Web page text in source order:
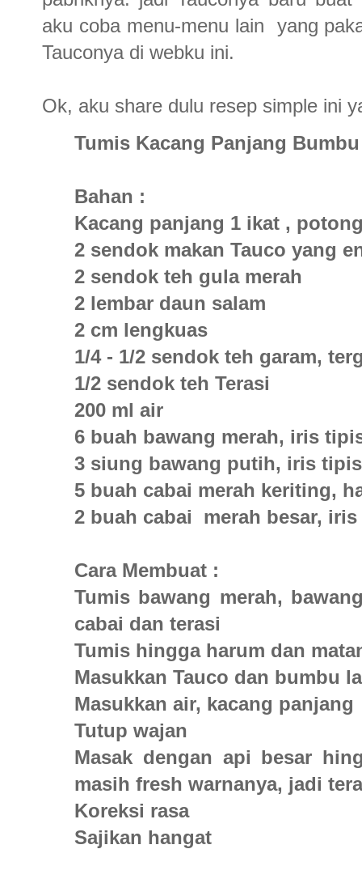
aku coba menu-menu lain yang
Tauconya di webku ini.
Ok, aku share dulu resep simple ini
Tumis Kacang Panjang
Bahan :
Kacang panjang 1 ikat ,
2 sendok makan Tauco yang
2 sendok teh gula merah
2 lembar daun salam
2 cm lengkuas
1/4 - 1/2 sendok teh garam,
1/2 sendok teh Terasi
200 ml air
6 buah bawang merah, iris
3 siung bawang putih, iris tipis
5 buah cabai merah keriting,
2 buah cabai merah besar,
Cara Membuat :
Tumis bawang merah,
cabai dan terasi
Tumis hingga harum dan
Masukkan Tauco dan bumbu
Masukkan air, kacang panjang
Tutup wajan
Masak dengan api besar
masih fresh warnanya, jadi
Koreksi rasa
Sajikan hangat